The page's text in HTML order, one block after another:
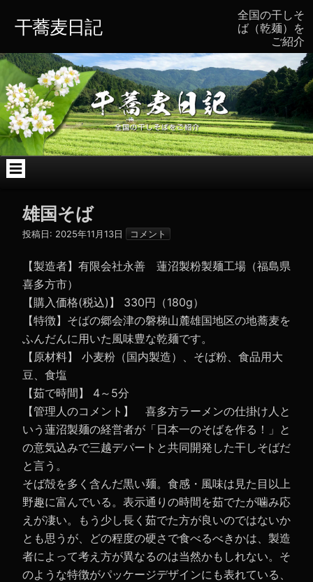
ツ
へ
ス
キ
ッ
プ
干蕎麦日記
全国の干しそ
ば（乾麺）を
ご紹介
雄国そば
投稿日: 2025年11月13日 コメント
【製造者】有限会社永善 蓮沼製粉製麺工場（福島県
喜多方市）
【購入価格(税込)】 330円（180g）
【特徴】そばの郷会津の磐梯山麓雄国地区の地蕎麦を
ふんだんに用いた風味豊な乾麺です。
【原材料】 小麦粉（国内製造）、そば粉、食品用大
豆、食塩
【茹で時間】 4～5分
【管理人のコメント】 喜多方ラーメンの仕掛け人と
いう蓮沼製麺の経営者が「日本一のそばを作る！」と
の意気込みで三越デパートと共同開発した干しそばだ
と言う。
そば殻を多く含んだ黒い麺。食感・風味は見た目以上
野趣に富んでいる。表示通りの時間を茹でたが噛み応
えが凄い。もう少し長く茹でた方が良いのではないか
とも思うが、どの程度の硬さで食べるべきかは、製造
者によって考え方が異なるのは当然かもしれない。そ
のような特徴がパッケージデザインにも表れている、